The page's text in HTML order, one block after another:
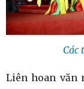
Các
Liên hoan văn